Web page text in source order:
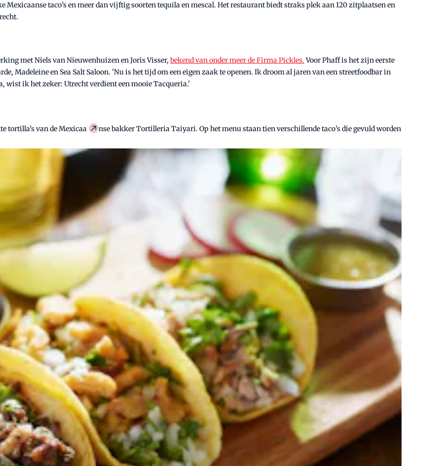
Mexicaanse taco’s en meer dan vijftig soorten tequila en mescal. Het restaurant biedt straks plek aan 120 zitplaatsen en
met Niels van Nieuwenhuizen en Joris Visser, bekend van onder meer de Firma Pickles.Voor Phaff is het zijn eerste
Madeleine en Sea Salt Saloon. 'Nu is het tijd om een eigen zaak te openen. Ik droom al jaren van een streetfoodbar in
wist ik het zeker: Utrecht verdient een mooie Tacqueria.'
tortilla’s van de Mexicaa nse bakker Tortilleria Taiyari. Op het menu staan tien verschillende taco’s die gevuld worden